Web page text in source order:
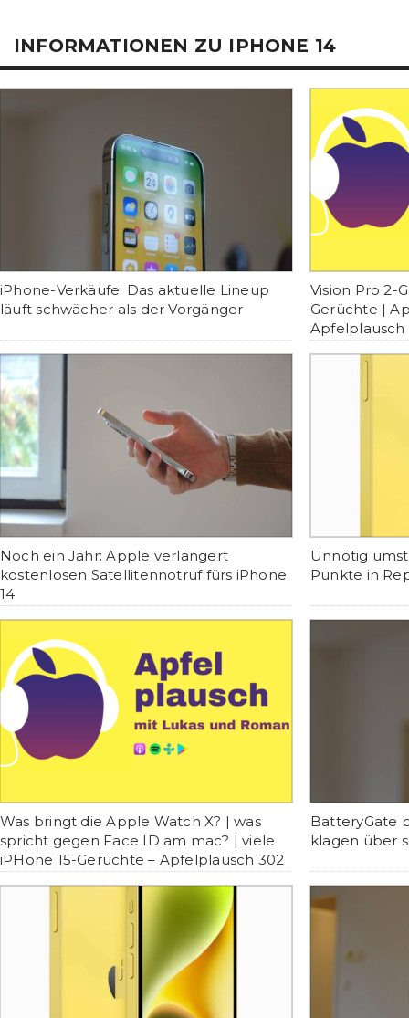
INFORMATIONEN ZU IPHONE 14
iPhone-Verkäufe: Das aktuelle Lineup
läuft schwächer als der Vorgänger
Vision Pro 2-
Gerüchte |
Apfelplausch
Noch ein Jahr: Apple verlängert
kostenlosen Satellitennotruf fürs iPhone
14
Unnötig
Punkte in
Was bringt die Apple Watch X? | was
spricht gegen Face ID am mac? | viele
iPHone 15-Gerüchte – Apfelplausch 302
BatteryGate
klagen über